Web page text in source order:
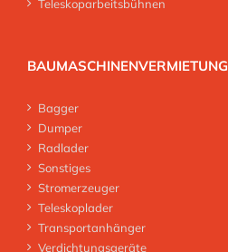
Teleskoparbeitsbühnen
BAUMASCHINENVERMIETUNG
Bagger
Dumper
Radlader
Sonstiges
Stromerzeuger
Teleskoplader
Transportanhänger
Verdichtungsgeräte